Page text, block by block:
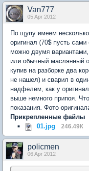
Van777
05 Apr 2012
По щупу имеем
оригинал (70$ пусть
можно двумя вариантами,
или обычный маслянный
купив на разборке два
не нашел) и сварил в
надфелем, как у
выше немного припоя.
показания. Фото
Прикрепленные файлы
01.jpg
246.49К
policmen
06 Apr 2012